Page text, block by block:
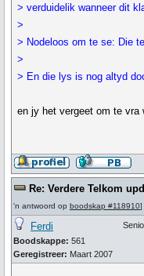
> verduidelik wanneer dit
>
> Nodeloos om te se: Die
>
> En die lys is nog altyd
en jy het vergeet om te vra
Re: Verdere Telkom
'n antwoord op boodskap #118910]
Ferdi
Boodskappe: 561
Geregistreer: Maart 2007